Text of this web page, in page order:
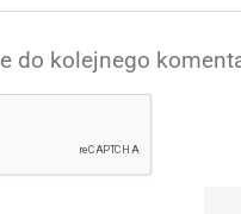
do kolejnego